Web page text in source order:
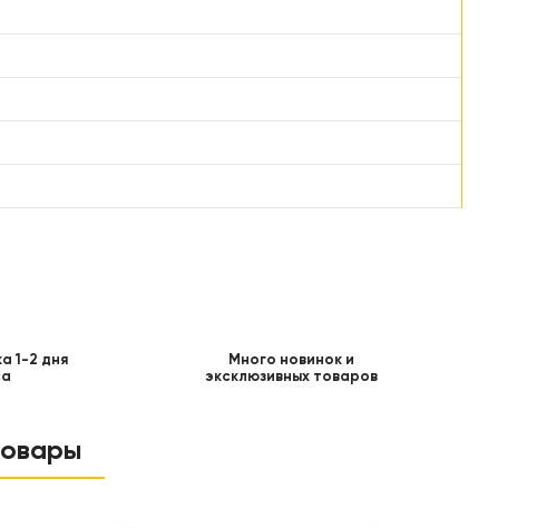
1-2 дня
Много новинок и
эксклюзивных товаров